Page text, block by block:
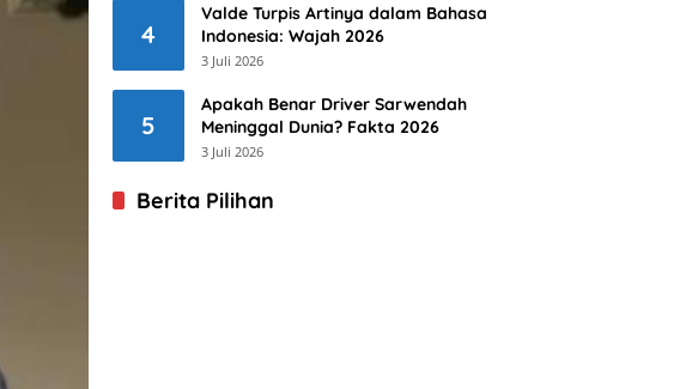
4
Valde Turpis Artinya dalam Bahasa
Indonesia: Wajah 2026
3 Juli 2026
5
Apakah Benar Driver Sarwendah
Meninggal Dunia? Fakta 2026
3 Juli 2026
Berita Pilihan